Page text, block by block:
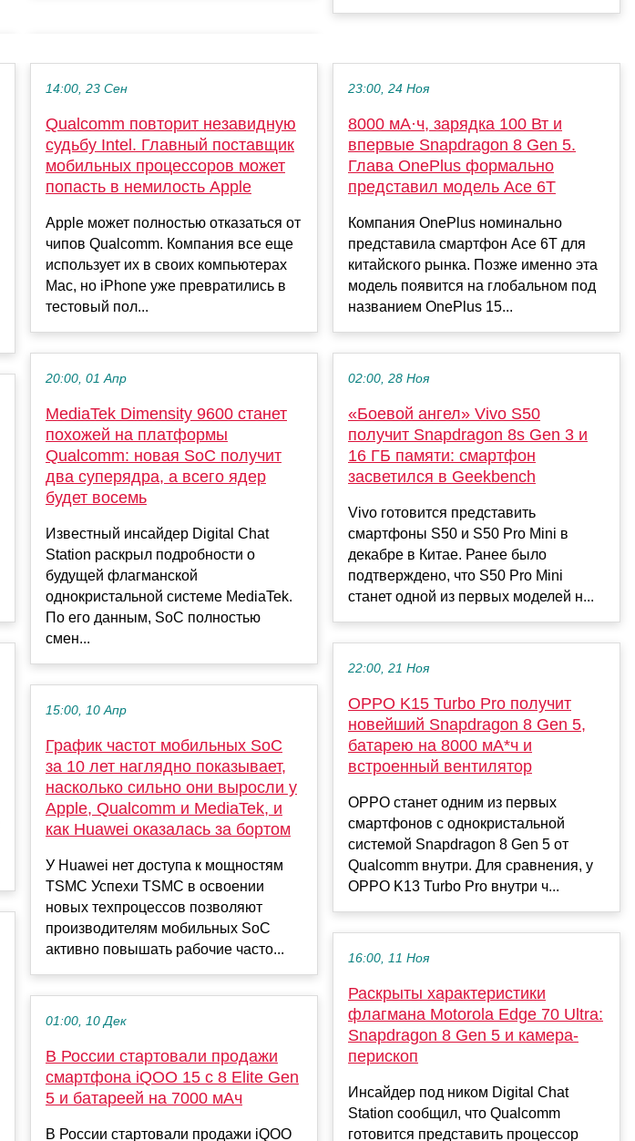
14:00, 23 Сен
Qualcomm повторит незавидную
судьбу Intel. Главный поставщик
мобильных процессоров может
попасть в немилость Apple
Apple может полностью отказаться от
чипов Qualcomm. Компания все еще
использует их в своих компьютерах
Mac, но iPhone уже превратились в
тестовый пол...
20:00, 01 Апр
MediaTek Dimensity 9600 станет
похожей на платформы
Qualcomm: новая SoC получит
два суперядра, а всего ядер
будет восемь
Известный инсайдер Digital Chat
Station раскрыл подробности о
будущей флагманской
однокристальной системе MediaTek.
По его данным, SoC полностью
смен...
15:00, 10 Апр
График частот мобильных SoC
за 10 лет наглядно показывает,
насколько сильно они выросли у
Apple, Qualcomm и MediaTek, и
как Huawei оказалась за бортом
У Huawei нет доступа к мощностям
TSMC Успехи TSMC в освоении
новых техпроцессов позволяют
производителям мобильных SoC
активно повышать рабочие часто...
01:00, 10 Дек
В России стартовали продажи
смартфона iQOO 15 с 8 Elite Gen
5 и батареей на 7000 мАч
В России стартовали продажи iQOO
23:00, 24 Ноя
8000 мА·ч, зарядка 100 Вт и
впервые Snapdragon 8 Gen 5.
Глава OnePlus формально
представил модель Ace 6T
Компания OnePlus номинально
представила смартфон Ace 6T для
китайского рынка. Позже именно эта
модель появится на глобальном под
названием OnePlus 15...
02:00, 28 Ноя
«Боевой ангел» Vivo S50
получит Snapdragon 8s Gen 3 и
16 ГБ памяти: смартфон
засветился в Geekbench
Vivo готовится представить
смартфоны S50 и S50 Pro Mini в
декабре в Китае. Ранее было
подтверждено, что S50 Pro Mini
станет одной из первых моделей н...
22:00, 21 Ноя
OPPO K15 Turbo Pro получит
новейший Snapdragon 8 Gen 5,
батарею на 8000 мА*ч и
встроенный вентилятор
OPPO станет одним из первых
смартфонов с однокристальной
системой Snapdragon 8 Gen 5 от
Qualcomm внутри. Для сравнения, у
OPPO K13 Turbo Pro внутри ч...
16:00, 11 Ноя
Раскрыты характеристики
флагмана Motorola Edge 70 Ultra:
Snapdragon 8 Gen 5 и камера-
перископ
Инсайдер под ником Digital Chat
Station сообщил, что Qualcomm
готовится представить процессор